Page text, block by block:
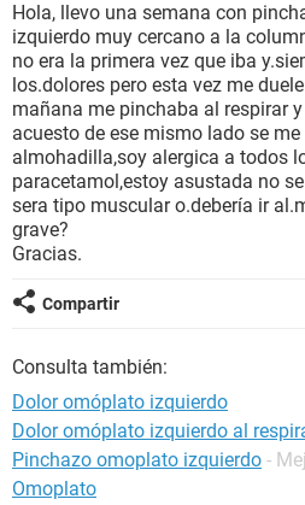
BIENESTAR
SEXUALIDAD
GLOSARIO
Hola, llevo una semana con
izquierdo muy cercano a la
no era la primera vez que iba
los.dolores pero esta vez me
mañana me pinchaba al respirar
acuesto de ese mismo lado se
almohadilla,soy alergica a todos
paracetamol,estoy asustada no
sera tipo muscular o.debería ir
grave?
Gracias.
Compartir
Consulta también:
Dolor omóplato izquierdo
Dolor omóplato izquierdo al
Pinchazo omoplato izquierdo -
Omoplato